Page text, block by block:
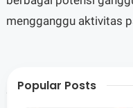
mengganggu aktivitas
“Ini merupakan bentuk
Popular Posts